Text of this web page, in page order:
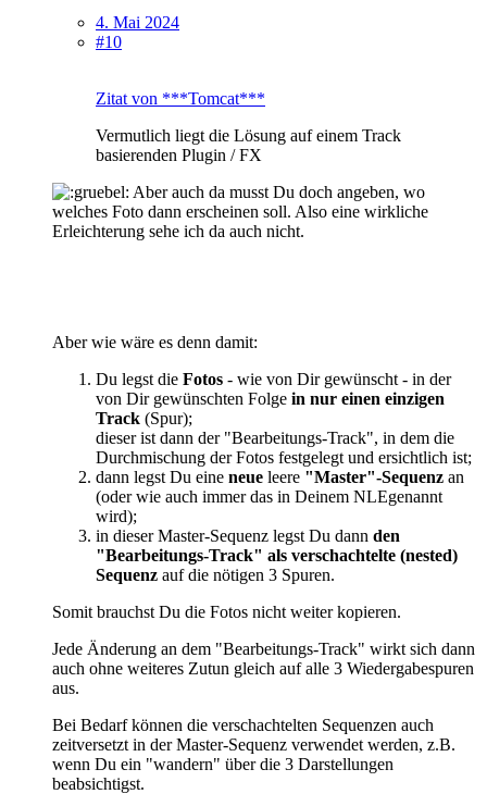
4. Mai 2024
#10
Zitat von ***Tomcat***
Vermutlich liegt die Lösung auf einem Track
basierenden Plugin / FX
Aber auch da musst Du doch angeben, wo
welches Foto dann erscheinen soll. Also eine wirkliche
Erleichterung sehe ich da auch nicht.
Aber wie wäre es denn damit:
Du legst die Fotos - wie von Dir gewünscht - in der
von Dir gewünschten Folge in nur einen einzigen
Track (Spur);
dieser ist dann der "Bearbeitungs-Track", in dem die
Durchmischung der Fotos festgelegt und ersichtlich ist;
dann legst Du eine neue leere "Master"-Sequenz an
(oder wie auch immer das in Deinem NLEgenannt
wird);
in dieser Master-Sequenz legst Du dann den
"Bearbeitungs-Track" als verschachtelte (nested)
Sequenz auf die nötigen 3 Spuren.
Somit brauchst Du die Fotos nicht weiter kopieren.
Jede Änderung an dem "Bearbeitungs-Track" wirkt sich dann
auch ohne weiteres Zutun gleich auf alle 3 Wiedergabespuren
aus.
Bei Bedarf können die verschachtelten Sequenzen auch
zeitversetzt in der Master-Sequenz verwendet werden, z.B.
wenn Du ein "wandern" über die 3 Darstellungen
beabsichtigst.